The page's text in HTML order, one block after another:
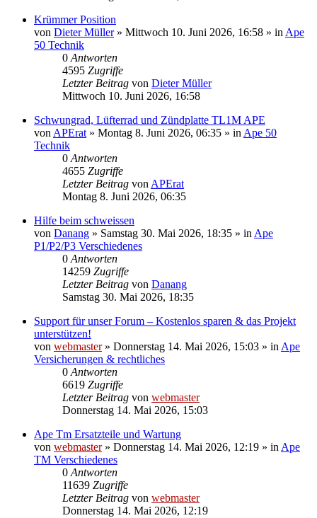
Krümmer Position
von Dieter Müller» Mittwoch 10. Juni 2026, 16:58 » in Ape
50 Technik
0 Antworten
4595 Zugriffe
Letzter Beitrag von Dieter Müller
Mittwoch 10. Juni 2026, 16:58
Schwungrad, Lüfterrad und Zündplatte TL1M APE
von APErat » Montag 8. Juni 2026, 06:35 » in Ape 50
Technik
0 Antworten
4655 Zugriffe
Letzter Beitrag von APErat
Montag 8. Juni 2026, 06:35
Hilfe beim schweissen
von Danang » Samstag 30. Mai 2026, 18:35 » in Ape
P1/P2/P3 Verschiedenes
0 Antworten
14259 Zugriffe
Letzter Beitrag von Danang
Samstag 30. Mai 2026, 18:35
Support für unser Forum – Kostenlos sparen & das Projekt
unterstützen!
von webmaster» Donnerstag 14. Mai 2026, 15:03 » in Ape
Versicherungen & rechtliches
0 Antworten
6619 Zugriffe
Letzter Beitrag von webmaster
Donnerstag 14. Mai 2026, 15:03
Ape Tm Ersatzteile und Wartung
von webmaster» Donnerstag 14. Mai 2026, 12:19 » in Ape
TM Verschiedenes
0 Antworten
11639 Zugriffe
Letzter Beitrag von webmaster
Donnerstag 14. Mai 2026, 12:19